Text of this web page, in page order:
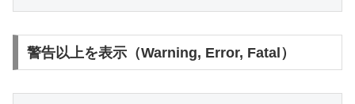
警告以上を表示（Warning, Error, Fatal）